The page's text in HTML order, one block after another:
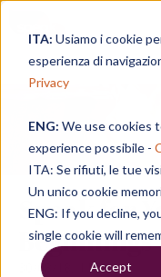
ITA: Usiamo i cookie
esperienza di
Privacy
ENG: We use cookies
experience possibile -
ITA: Se rifiuti, le tue
Un unico cookie
ENG: If you decline,
single cookie will
Accept
Speak for
Beginnings'
30/08/18, 11:58